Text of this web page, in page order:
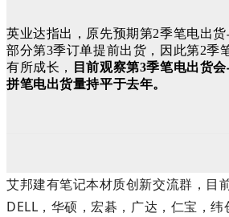
英业达指出，原先预期第2季笔电出货
部分第3季订单提前出货，因此第2季
有所成长，
目前观察第3季笔电出货
拼笔电出货量持平于去年。
艾邦建有笔记本材质创新交流群，目
DELL，华硕，宏碁，广达，仁宝，纬